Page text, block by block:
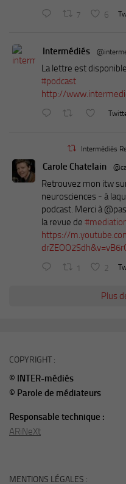
7 6
Intermédiés
La lettre est disponible
#podcast
http://
Intermédiés
Carole Chatelain
Retrouvez mon itw
neurosciences - à
podcast. Merci à
la revue de
https://
1 2
Plus
COPYRIGHT :
© INTER-médiés
© Parole de médiateurs
Responsable technique :
ARiNeXt
MENTIONS LÉGALES :